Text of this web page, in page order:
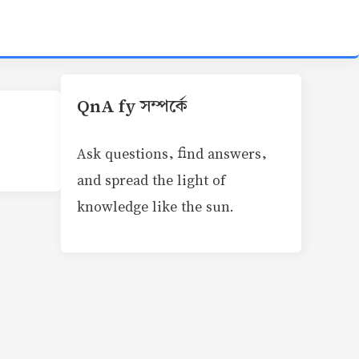
QnA fy সম্পর্কে
Ask questions, find answers,
and spread the light of
knowledge like the sun.